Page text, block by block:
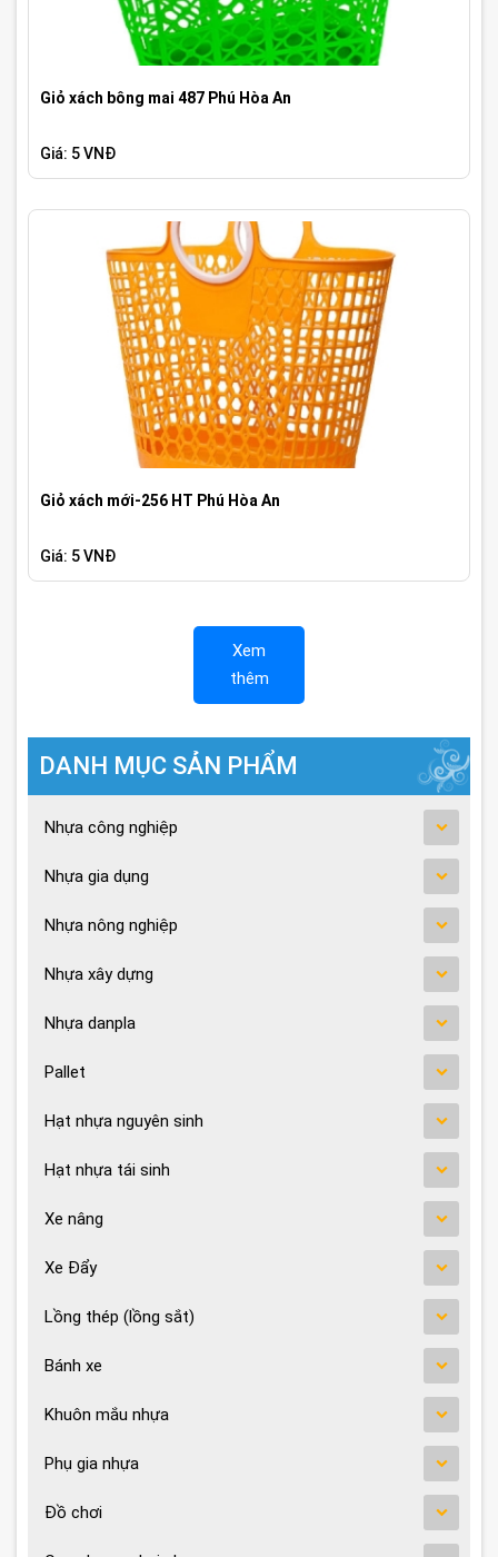
Giỏ xách bông mai 487 Phú Hòa An
Giá: 5 VNĐ
Giỏ xách mới-256 HT Phú Hòa An
Giá: 5 VNĐ
Xem
thêm
DANH MỤC SẢN PHẨM
Nhựa công nghiệp
Nhựa gia dụng
Nhựa nông nghiệp
Nhựa xây dựng
Nhựa danpla
Pallet
Hạt nhựa nguyên sinh
Hạt nhựa tái sinh
Xe nâng
Xe Đẩy
Lồng thép (lồng sắt)
Bánh xe
Khuôn mắu nhựa
Phụ gia nhựa
Đồ chơi